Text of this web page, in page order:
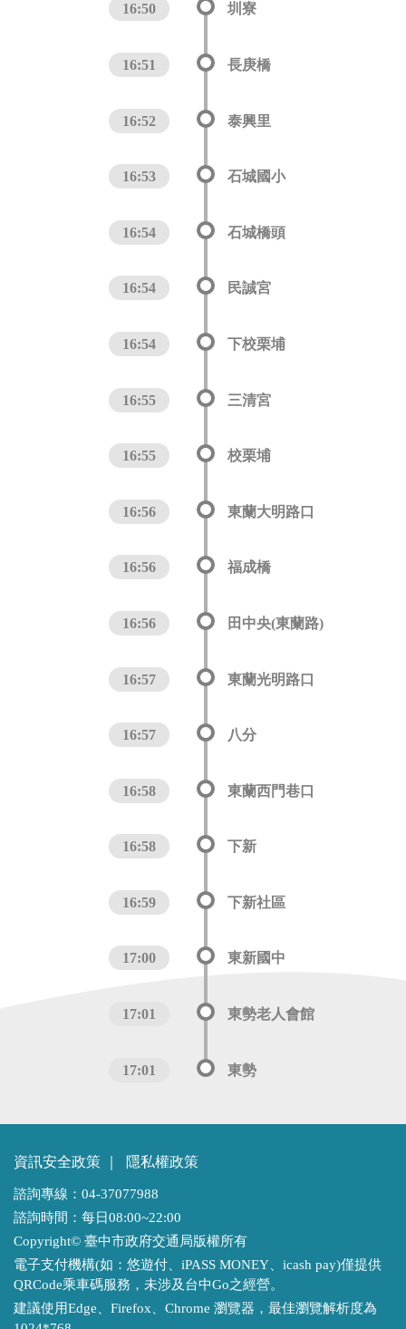
16:50 圳寮
16:51 長庚橋
16:52 泰興里
16:53 石城國小
16:54 石城橋頭
16:54 民誠宮
16:54 下校栗埔
16:55 三清宮
16:55 校栗埔
16:56 東蘭大明路口
16:56 福成橋
16:56 田中央(東蘭路)
16:57 東蘭光明路口
16:57 八分
16:58 東蘭西門巷口
16:58 下新
16:59 下新社區
17:00 東新國中
17:01 東勢老人會館
17:01 東勢
資訊安全政策 隱私權政策
諮詢專線：04-37077988
諮詢時間：每日08:00~22:00
Copyright© 臺中市政府交通局版權所有
電子支付機構(如：悠遊付、iPASS MONEY、icash pay)僅提供
QRCode乘車碼服務，未涉及台中Go之經營。
建議使用Edge、Firefox、Chrome 瀏覽器，最佳瀏覽解析度為